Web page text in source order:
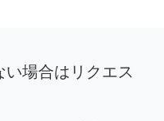
場合はリクエス